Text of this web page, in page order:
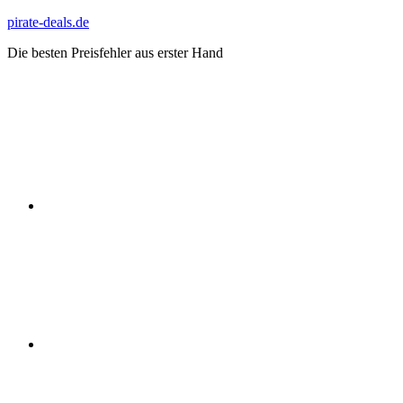
Zum
springen
pirate-deals.de
Die besten Preisfehler aus erster Hand